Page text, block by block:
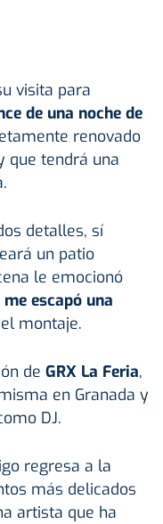
visita para
de una noche de
renovado
que tendrá una
detalles, sí
un patio
le emocionó
me escapó una
montaje.
de GRX La Feria,
en Granada y
DJ.
regresa a la
más delicados
artista que ha